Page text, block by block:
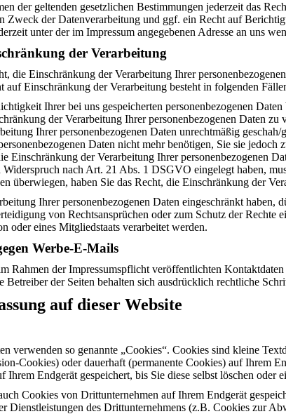
der geltenden gesetzlichen Bestimmungen jederzeit das
Zweck der Datenverarbeitung und ggf. ein Recht auf
unter der im Impressum angegebenen Adresse an uns
der Verarbeitung
die Einschränkung der Verarbeitung Ihrer
auf Einschränkung der Verarbeitung besteht in folgenden
Ihrer bei uns gespeicherten personenbezogenen
der Verarbeitung Ihrer personenbezogenen Daten zu
Ihrer personenbezogenen Daten unrechtmäßig
Daten nicht mehr benötigen, Sie sie
Einschränkung der Verarbeitung Ihrer personenbezogenen
Widerspruch nach Art. 21 Abs. 1 DSGVO eingelegt haben,
überwiegen, haben Sie das Recht, die Einschränkung der
Ihrer personenbezogenen Daten eingeschränkt
von Rechtsansprüchen oder zum Schutz der Rechte
oder eines Mitgliedstaats verarbeitet werden.
Werbe-E-Mails
Rahmen der Impressumspflicht veröffentlichten
Betreiber der Seiten behalten sich ausdrücklich rechtliche
auf dieser Website
verwenden so genannte „Cookies“. Cookies sind kleine
Cookies) oder dauerhaft (permanente Cookies) auf Ihrem
Ihrem Endgerät gespeichert, bis Sie diese selbst löschen
Cookies von Drittunternehmen auf Ihrem Endgerät
Dienstleistungen des Drittunternehmens (z.B. Cookies zur